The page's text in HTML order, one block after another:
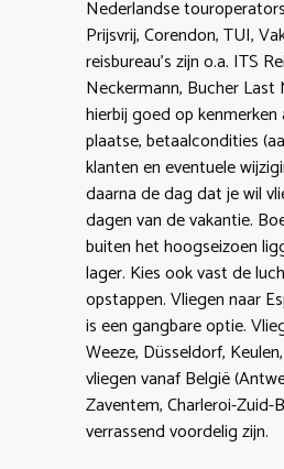
Nederlandse
Prijsvrij, Corendon, TUI,
reisbureau’s zijn o.a. ITS
Neckermann, Bucher Last
hierbij goed op
plaatse, betaalcondities
klanten en eventuele
daarna de dag dat je wil
dagen van de vakantie.
buiten het hoogseizoen
lager. Kies ook vast de
opstappen. Vliegen naar
is een gangbare optie.
Weeze, Düsseldorf,
vliegen vanaf België
Zaventem, Charleroi-Zuid-
verrassend voordelig zijn.